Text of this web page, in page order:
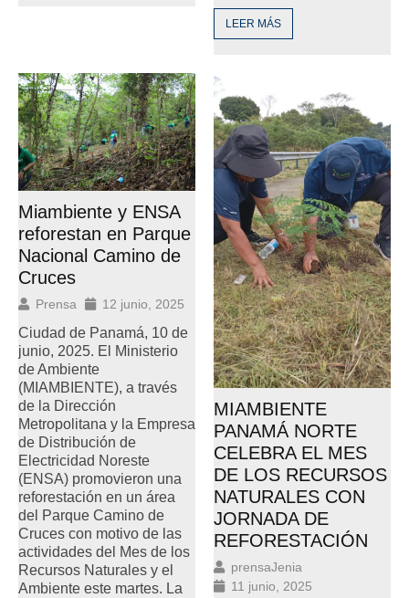
LEER MÁS
Miambiente y ENSA
reforestan en Parque
Nacional Camino de
Cruces
Prensa 12 junio, 2025
Ciudad de Panamá, 10 de
junio, 2025. El Ministerio
de Ambiente
(MIAMBIENTE), a través
de la Dirección
Metropolitana y la Empresa
de Distribución de
Electricidad Noreste
(ENSA) promovieron una
reforestación en un área
del Parque Camino de
Cruces con motivo de las
actividades del Mes de los
Recursos Naturales y el
Ambiente este martes. La
MIAMBIENTE
PANAMÁ NORTE
CELEBRA EL MES
DE LOS RECURSOS
NATURALES CON
JORNADA DE
REFORESTACIÓN
prensaJenia
11 junio, 2025